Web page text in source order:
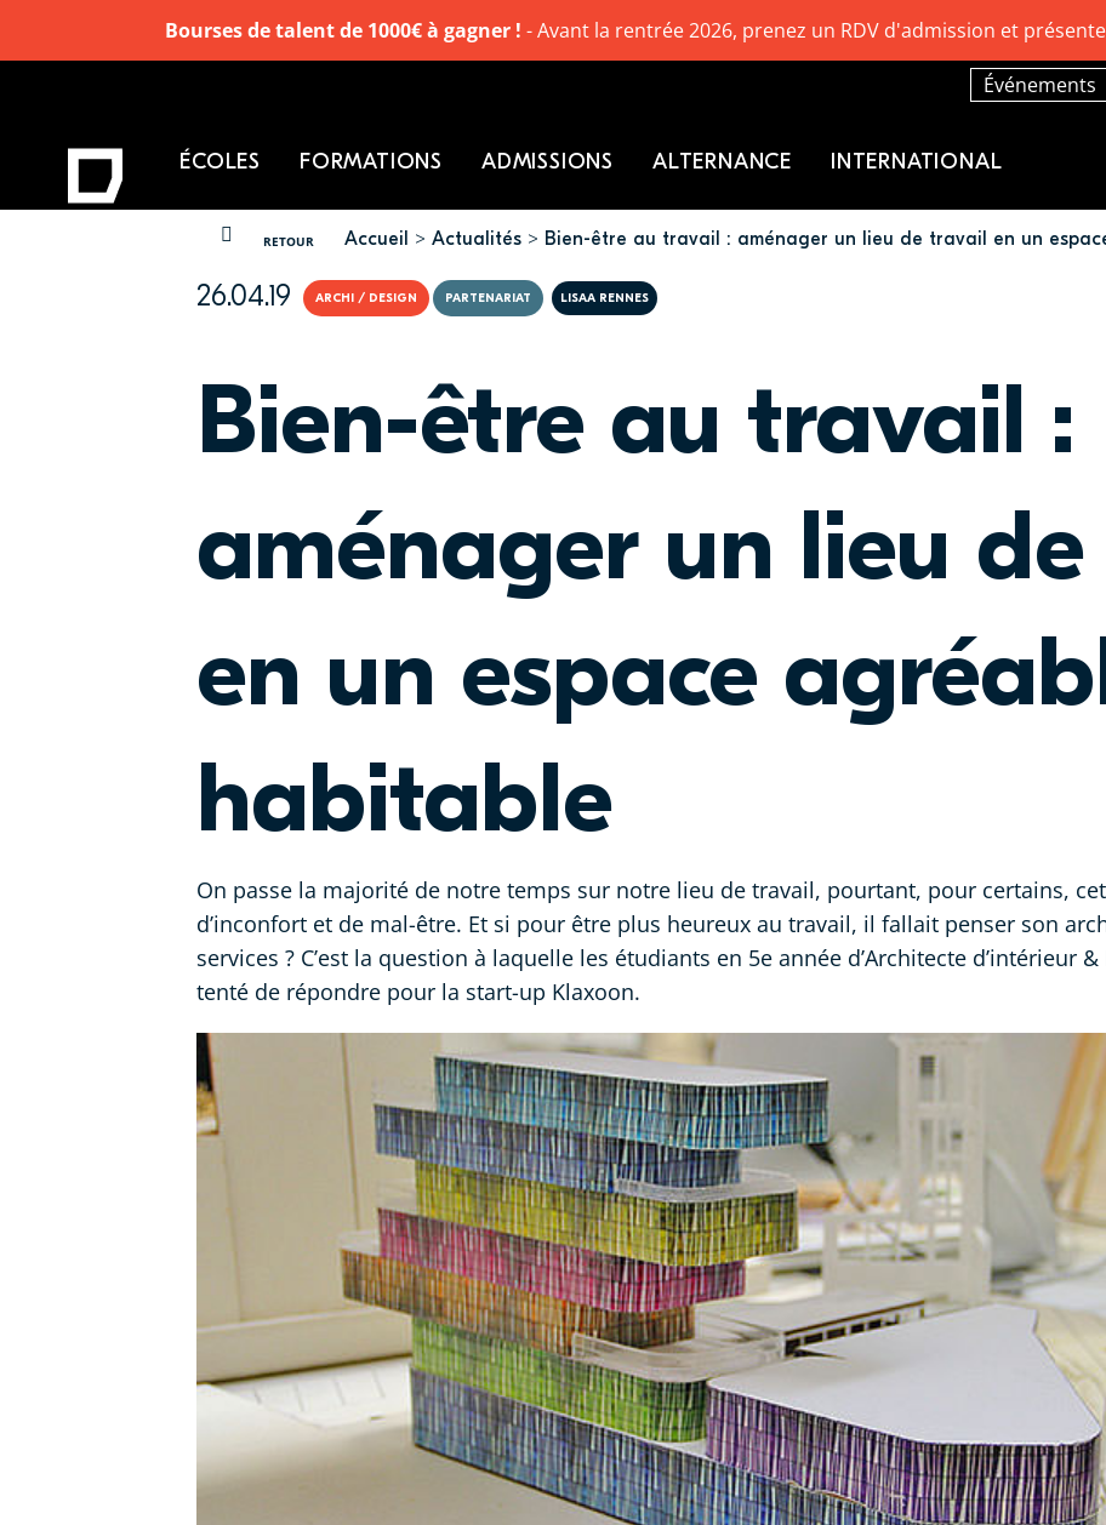
RETOUR
VOUS ÊTES ICI Accueil Actualités Bien-être au travail : aménager un lieu de travail en un
26.04.19 ARCHI / DESIGN PARTENARIAT LISAA RENNES
Bien-être au travail :
aménager un lieu
en un espace
habitable
On passe la majorité de notre temps sur notre lieu de travail, pourtant, pour certains,
d’inconfort et de mal-être. Et si pour être plus heureux au travail, il fallait penser son
services ? C’est la question à laquelle les étudiants en 5e année d’Architecte d’intérieur
tenté de répondre pour la start-up Klaxoon.
Événements
ÉCOLES FORMATIONS ADMISSIONS ALTERNANCE INTERNATIONAL
Bourses de talent de 1000€ à gagner ! - Avant la rentrée 2026, prenez un RDV d'admission et